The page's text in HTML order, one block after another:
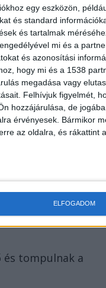
egy eszközön,
és standard
és tartalmak
mi és a
és azonosítási
hogy mi és a 1538
megadása vagy
Felhívjuk figyelmét,
hozzájárulása, de
érvényesek. Bármikor
az oldalra, és rákattint
ELFOGADOM
a Balaton déli
az ellenőrzött
cikkében.
bódító szer hatása
és a vezetés
és tompulnak a